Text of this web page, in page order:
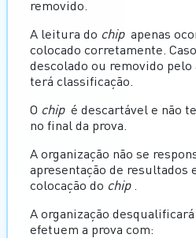
removido.
A leitura do chip apenas
colocado corretamente.
descolado ou removido
terá classificação.
O chip é descartável e não
no final da prova.
A organização não se
apresentação de resultados
colocação do chip
A organização
efetuem a prova com: